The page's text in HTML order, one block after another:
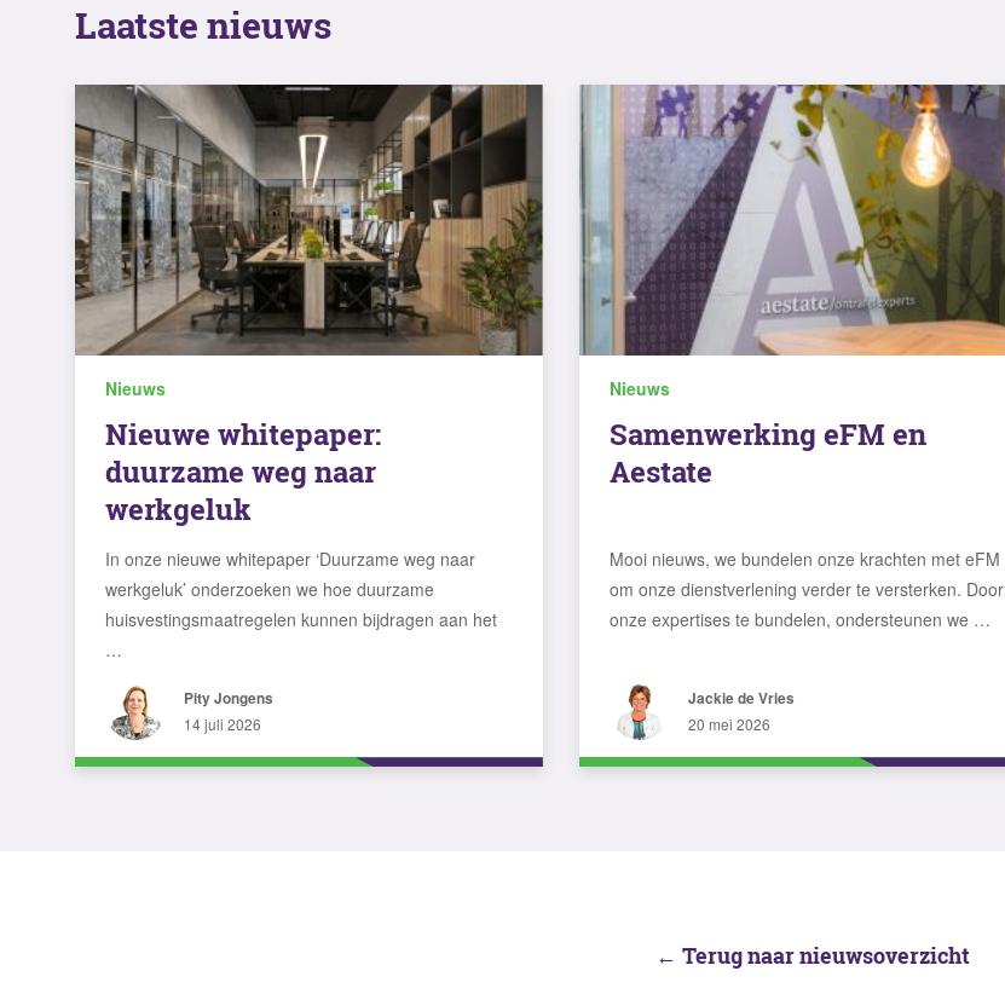
Laatste nieuws
Nieuws
Nieuwe whitepaper:
duurzame weg naar
werkgeluk
In onze nieuwe whitepaper ‘Duurzame weg naar
werkgeluk’ onderzoeken we hoe duurzame
huisvestingsmaatregelen kunnen bijdragen aan het
…
Pity Jongens
14 juli 2026
Nieuws
Samenwerking eFM en
Aestate
Mooi nieuws, we bundelen onze krachten met eFM
om onze dienstverlening verder te versterken. Door
onze expertises te bundelen, ondersteunen we …
Jackie de Vries
20 mei 2026
← Terug naar nieuwsoverzicht